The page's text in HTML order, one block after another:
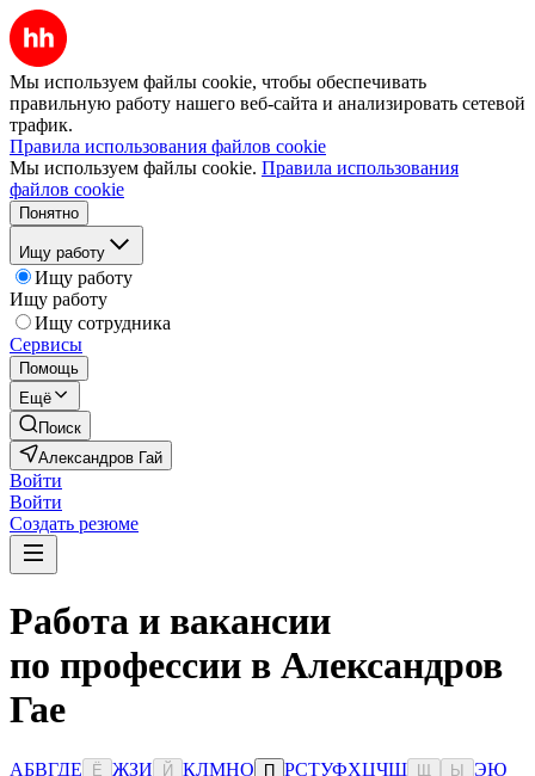
Мы используем файлы cookie, чтобы обеспечивать
правильную работу нашего веб-сайта и анализировать сетевой
трафик.
Правила использования файлов cookie
Мы используем файлы cookie. Правила использования
файлов cookie
Понятно
Ищу работу
Ищу работу
Ищу работу
Ищу сотрудника
Сервисы
Помощь
Ещё
Поиск
Александров Гай
Войти
Войти
Создать резюме
Работа и вакансии
по профессии в Александров
Гае
АБВГДЕ Ё ЖЗИ Й КЛМНО П РСТУФХЦЧШ Ы ЭЮ